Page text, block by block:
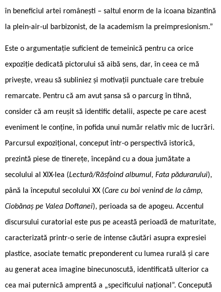
în beneficiul artei românești – saltul enorm de la icoana bizantină
la plein-air-ul barbizonist, de la academism la preimpresionism.”
Este o argumentație suficient de temeinică pentru ca orice
expoziție dedicată pictorului să aibă sens, dar, în ceea ce mă
privește, vreau să subliniez și motivații punctuale care trebuie
remarcate. Pentru că am avut șansa să o parcurg în tihnă,
consider că am reușit să identific detalii, aspecte pe care acest
eveniment le conține, în pofida unui număr relativ mic de lucrări.
Parcursul expozițional, conceput într-o perspectivă istorică,
prezintă piese de tinerețe, începând cu a doua jumătate a
secolului al XIX-lea (Lectură/Răsfoind albumul, Fata pădurarului),
până la începutul secolului XX (Care cu boi venind de la câmp,
Ciobănaș pe Valea Doftanei), perioada sa de apogeu. Accentul
discursului curatorial este pus pe această perioadă de maturitate,
caracterizată printr-o serie de intense căutări asupra expresiei
plastice, asociate tematic preponderent cu lumea rurală și care
au generat acea imagine binecunoscută, identificată ulterior ca
cea mai puternică amprentă a „specificului național”. Concepută